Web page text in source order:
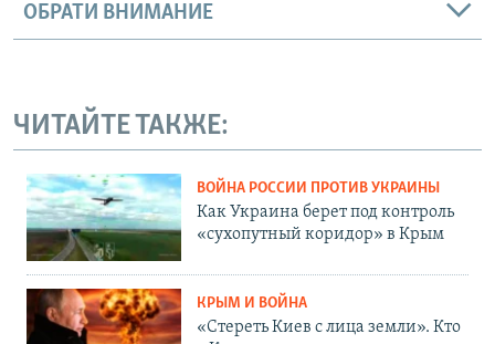
ОБРАТИ ВНИМАНИЕ
ЧИТАЙТЕ ТАКЖЕ:
ВОЙНА РОССИИ ПРОТИВ УКРАИНЫ
Как Украина берет под контроль
«сухопутный коридор» в Крым
КРЫМ И ВОЙНА
«Стереть Киев с лица земли». Кто